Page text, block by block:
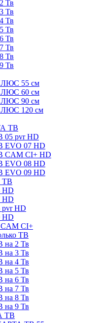
Тв
Тв
Тв
Тв
Тв
Тв
Тв
Тв
55 см
60 см
90 см
120 см
ТВ
pvr HD
07 HD
CI+ HD
08 HD
09 HD
ТВ
HD
HD
pvr HD
HD
CAM CI+
ТВ
2 Тв
3 Тв
4 Тв
5 Тв
6 Тв
7 Тв
8 Тв
9 Тв
ТВ